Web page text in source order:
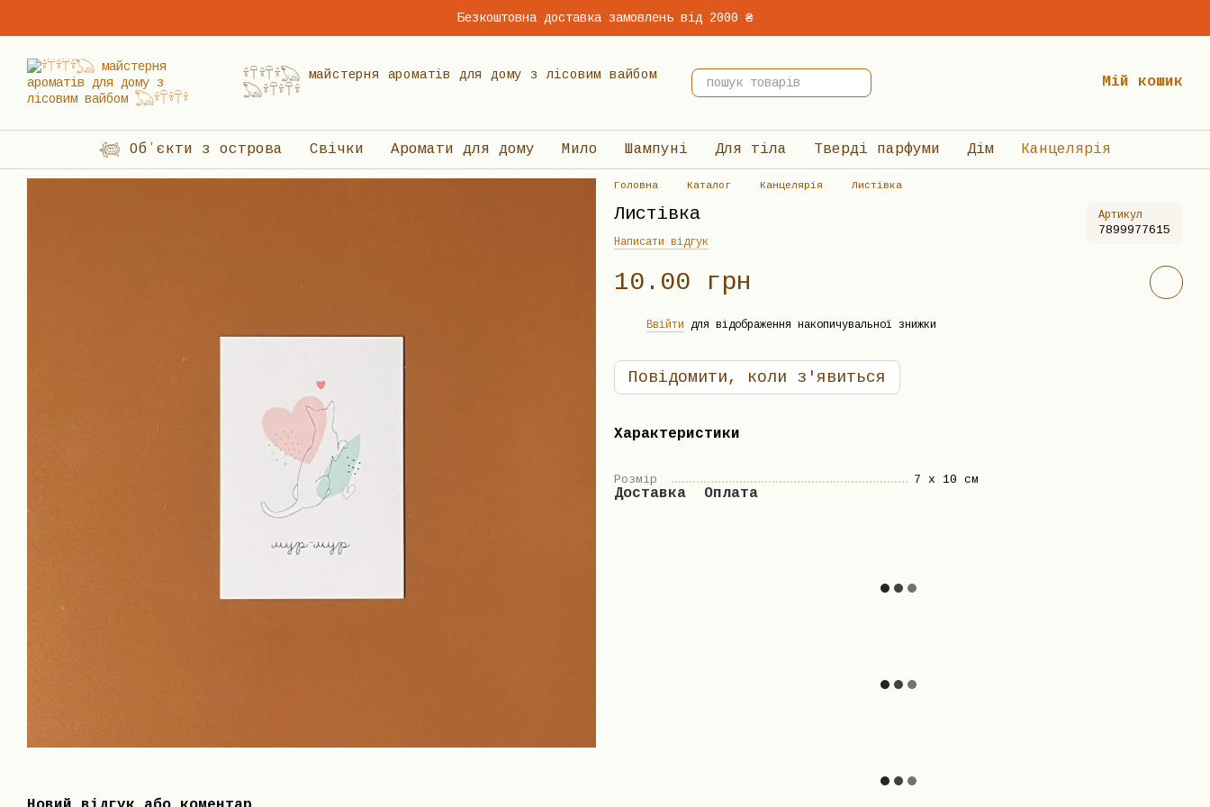
Безкоштовна доставка замовлень від 2000 ₴
𓍊𓋼𓍊𓋼𓍊𓆏 майстерня ароматів для дому з лісовим вайбом
𓆏𓍊𓋼𓍊𓋼𓍊
Мій кошик
𓆉 Обʼєкти з острова Свічки Аромати для дому Мило Шампуні Для тіла Тверді парфуми Дім Канцелярія
Головна Каталог Канцелярія Листівка
Листівка Артикул
7899977615
Написати відгук
10.00 грн
Ввійти для відображення накопичувальної знижки
Повідомити, коли з'явиться
Характеристики
Розмір 7 х 10 см
Доставка Оплата